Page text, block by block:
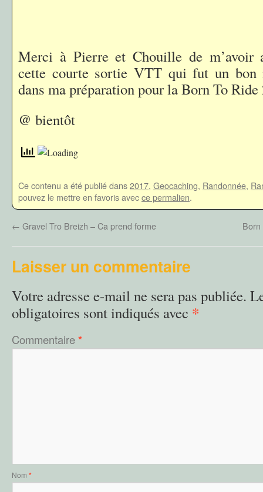
Merci à Pierre et Chouille de m’avoir
cette courte sortie VTT qui fut un bon
dans ma préparation pour la Born To Ride
@ bientôt
Ce contenu a été publié dans2017, Geocaching, Randonnée,
pouvez le mettre en favoris avecce permalien.
← Gravel Tro Breizh – Ca prend forme
Laisser un commentaire
Votre adresse e-mail ne sera pas publiée.
obligatoires sont indiqués avec *
Commentaire*
Nom *